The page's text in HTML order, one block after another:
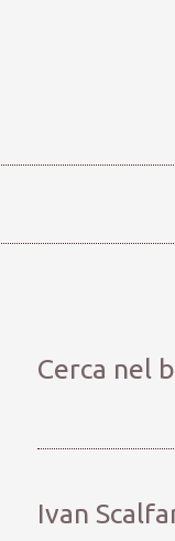
Cerca nel
Ivan